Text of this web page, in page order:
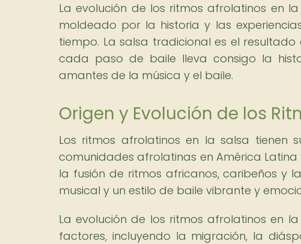
La evolución de los ritmos afrolatinos en
moldeado por la historia y las
tiempo. La salsa tradicional es el
cada paso de baile lleva consigo la
amantes de la música y el baile.
Origen y Evolución de los
Los ritmos afrolatinos en la salsa tienen
comunidades afrolatinas en América
la fusión de ritmos africanos, caribeños y
musical y un estilo de baile vibrante y
La evolución de los ritmos afrolatinos en
factores, incluyendo la migración, la